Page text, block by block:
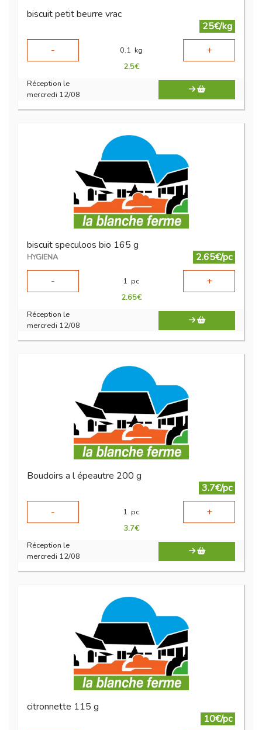
biscuit petit beurre vrac
25€/kg
-
0.1 kg +
2.5€
Réception le
mercredi 12/08
biscuit speculoos bio 165 g
HYGIENA
2.65€/pc
-
1 pc +
2.65€
Réception le
mercredi 12/08
Boudoirs a l épeautre 200 g
3.7€/pc
-
1 pc +
3.7€
Réception le
mercredi 12/08
citronnette 115 g
10€/pc